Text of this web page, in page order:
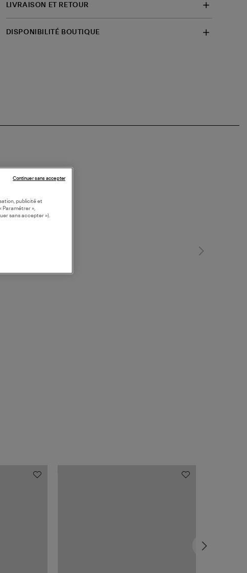
LIVRAISON ET RETOUR
DISPONIBILITÉ BOUTIQUE
publicité et
Paramétrer »,
sans accepter »).
Continuer sans accepter